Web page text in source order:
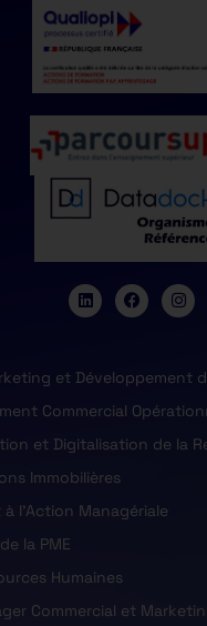
et Développement
Commercial
et Digitalisation de la
Immobilières
à l'Action Managériale
la PME
Humaines
Commercial et